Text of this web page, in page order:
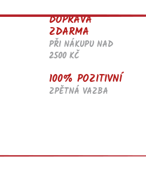
DOPRAVA
ZDARMA
PŘI NÁKUPU NAD
2500 KČ
100% POZITIVNÍ
ZPĚTNÁ VAZBA